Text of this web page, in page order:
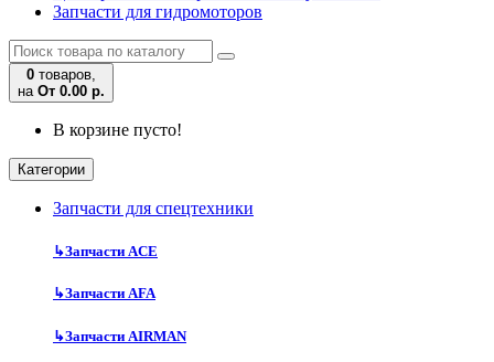
Запчасти для гидромоторов
0 товаров,
на От 0.00 р.
В корзине пусто!
Категории
Запчасти для спецтехники
↳Запчасти ACE
↳Запчасти AFA
↳Запчасти AIRMAN